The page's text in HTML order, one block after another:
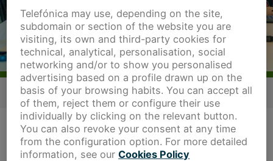
CARLOS G. RODRÍGUEZ
MENTOR EN MARKETING DIGITAL
Telefónica may use, depending on the site,
subdomain or section of the website you are
visiting, its own and third-party cookies for
technical, analytical, personalisation, social
networking and/or to show you personalised
advertising based on a profile drawn up on the
basis of your browsing habits. You can accept all
of them, reject them or configure their use
individually by clicking on the relevant button.
You can also revoke your consent at any time
from the configuration option. For more detailed
information, see our Cookies Policy